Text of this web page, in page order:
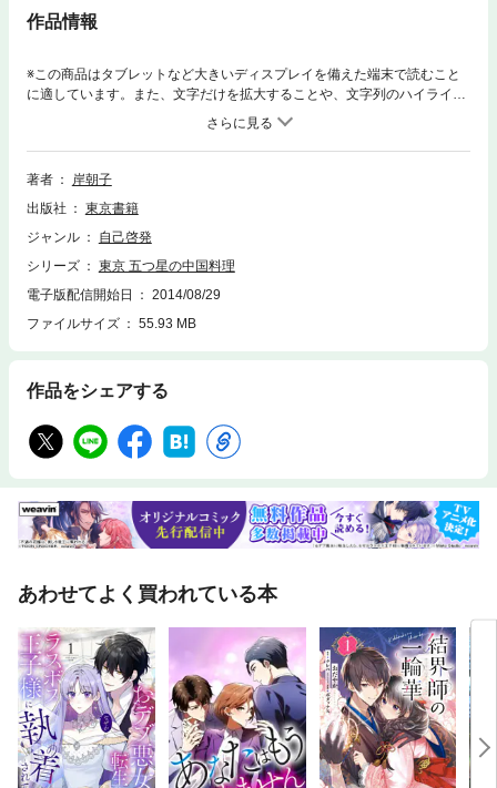
作品情報
※この商品はタブレットなど大きいディスプレイを備えた端末で読むこと
に適しています。また、文字だけを拡大することや、文字列のハイライ
ト、検索、辞書の参照、引用などの機能が使用できません。東京を代表す
る福臨門、全聚徳、銀座楼蘭、赤坂離宮、横浜中華街を代表する聘珍楼、
萬珍樓、招福門など、素材と伝統の技が冴える中国料理の老舗、名店を岸
朝子が厳選。いまだかつてなき中国料理店ガイドブック。
著者
岸朝子
出版社
東京書籍
ジャンル
自己啓発
シリーズ
東京 五つ星の中国料理
電子版配信開始日
2014/08/29
ファイルサイズ
55.93 MB
作品をシェアする
あわせてよく買われている本